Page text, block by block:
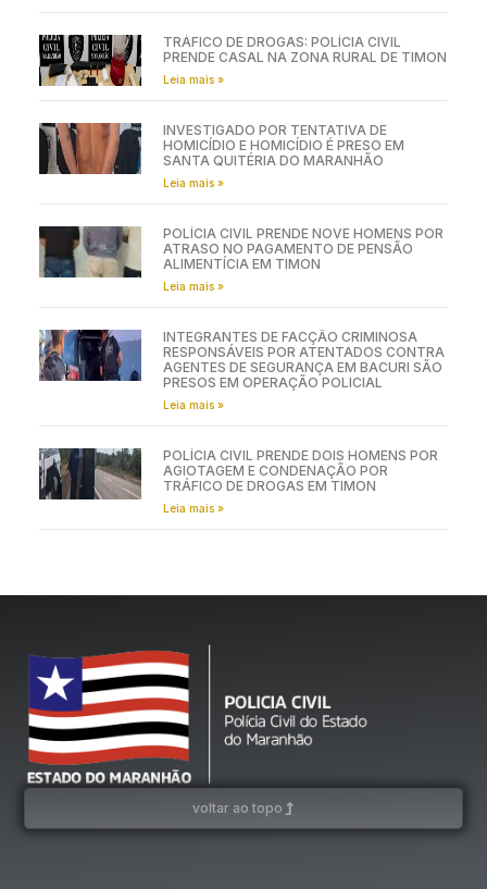
TRÁFICO DE DROGAS: POLÍCIA CIVIL
PRENDE CASAL NA ZONA RURAL DE TIMON
Leia mais »
INVESTIGADO POR TENTATIVA DE
HOMICÍDIO E HOMICÍDIO É PRESO EM
SANTA QUITÉRIA DO MARANHÃO
Leia mais »
POLÍCIA CIVIL PRENDE NOVE HOMENS POR
ATRASO NO PAGAMENTO DE PENSÃO
ALIMENTÍCIA EM TIMON
Leia mais »
INTEGRANTES DE FACÇÃO CRIMINOSA
RESPONSÁVEIS POR ATENTADOS CONTRA
AGENTES DE SEGURANÇA EM BACURI SÃO
PRESOS EM OPERAÇÃO POLICIAL
Leia mais »
POLÍCIA CIVIL PRENDE DOIS HOMENS POR
AGIOTAGEM E CONDENAÇÃO POR
TRÁFICO DE DROGAS EM TIMON
Leia mais »
voltar ao topo